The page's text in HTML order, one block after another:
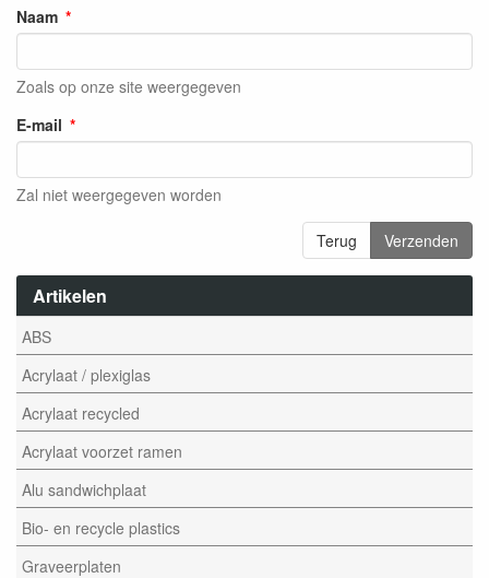
Artikelen
ABS
Acrylaat / plexiglas
Acrylaat recycled
Acrylaat voorzet ramen
Alu sandwichplaat
Bio- en recycle plastics
Graveerplaten
Naam
Zoals op onze site weergegeven
E-mail
Zal niet weergegeven worden
Terug Verzenden